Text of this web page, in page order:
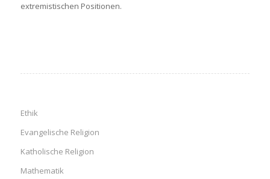
extremistischen Positionen.
Ethik
Evangelische Religion
Katholische Religion
Mathematik